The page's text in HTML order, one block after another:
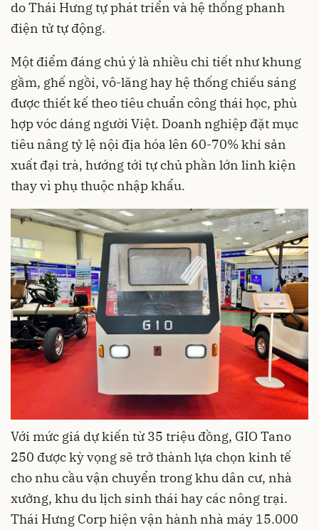
do Thái Hưng tự phát triển và hệ thống phanh
điện tử tự động.
Một điểm đáng chú ý là nhiều chi tiết như khung
gầm, ghế ngồi, vô-lăng hay hệ thống chiếu sáng
được thiết kế theo tiêu chuẩn công thái học, phù
hợp vóc dáng người Việt. Doanh nghiệp đặt mục
tiêu nâng tỷ lệ nội địa hóa lên 60-70% khi sản
xuất đại trà, hướng tới tự chủ phần lớn linh kiện
thay vì phụ thuộc nhập khẩu.
Với mức giá dự kiến từ 35 triệu đồng, GIO Tano
250 được kỳ vọng sẽ trở thành lựa chọn kinh tế
cho nhu cầu vận chuyển trong khu dân cư, nhà
xưởng, khu du lịch sinh thái hay các nông trại.
Thái Hưng Corp hiện vận hành nhà máy 15.000